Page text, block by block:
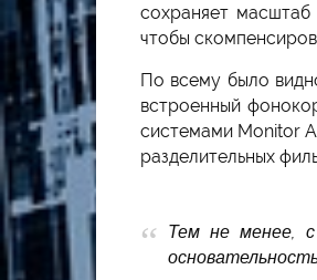
сохраняет масштаб
чтобы
По всему было
встроенный
системами Monitor
разделительных
Тем не менее,